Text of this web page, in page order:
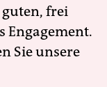
guten, frei
Engagement.
Sie unsere